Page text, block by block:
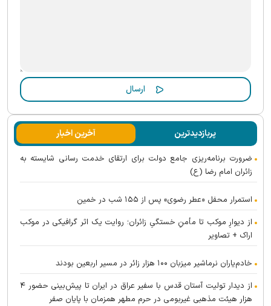
پربازدیدترین آخرین اخبار
ضرورت برنامه‌ریزی جامع دولت برای ارتقای خدمت رسانی شایسته به
زائران امام رضا (ع)
استمرار محفل «عطر رضوی» پس از ۱۵۵ شب در خمین
از دیوارِ موکب تا مأمنِ خستگیِ زائران؛ روایت یک اثر گرافیکی در موکب
اراک + تصاویر
خادم‌یاران نرماشیر میزبان ۱۰۰ هزار زائر در مسیر اربعین بودند
از دیدار تولیت آستان قدس با سفیر عراق در ایران تا پیش‌بینی حضور ۴
هزار هیئت مذهبی غیربومی در حرم مطهر همزمان با پایان صفر